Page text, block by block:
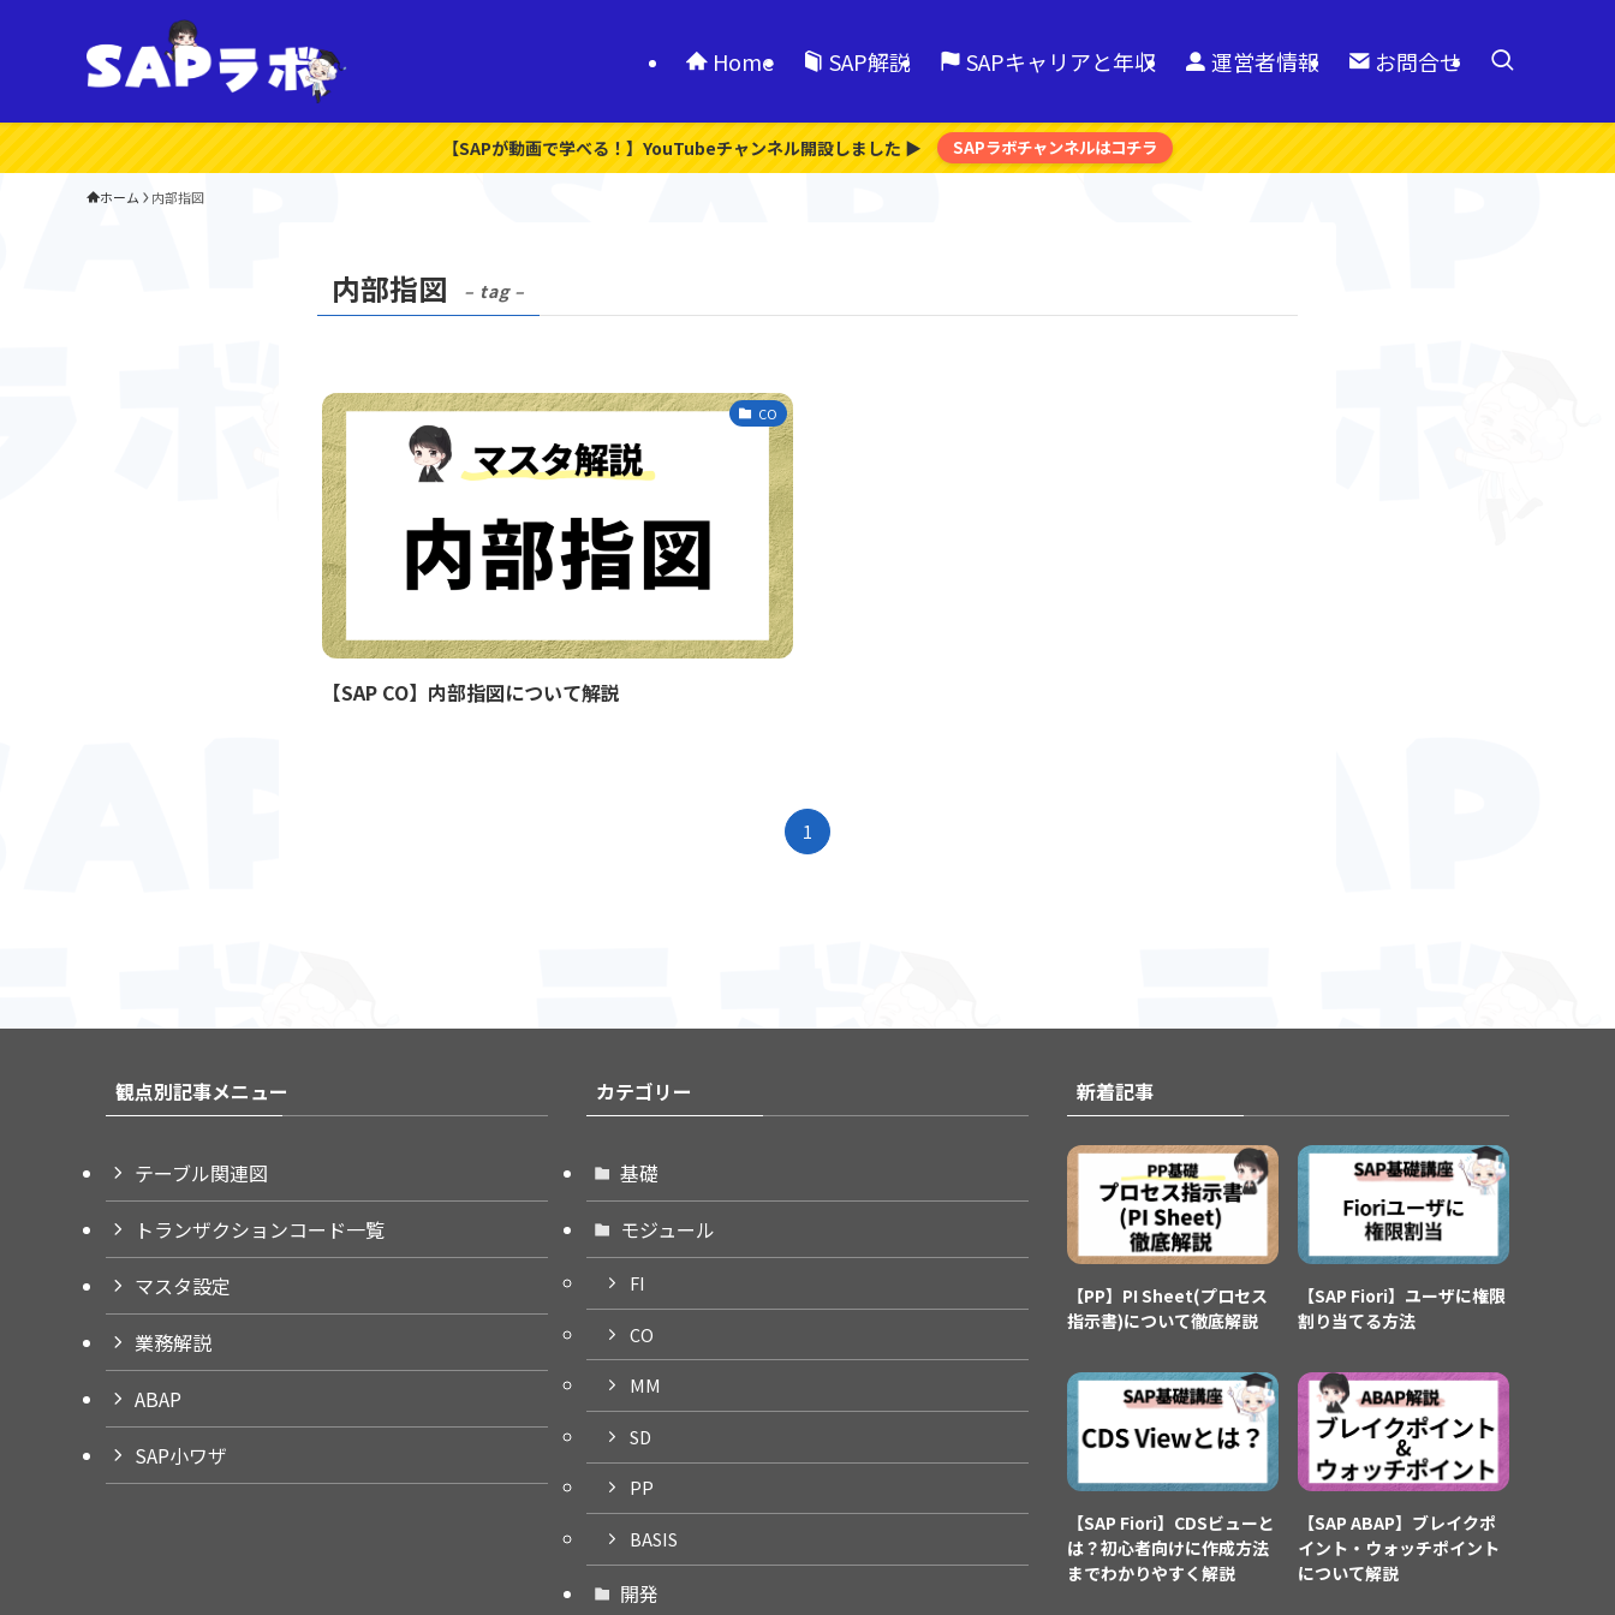
Home SAP解説 SAPキャリアと年収 運営者情報 お問合せ
【SAPが動画で学べる！】YouTubeチャンネル開設しました ▶ SAPラボチャンネルはコチラ
ホーム 内部指図
内部指図 – tag –
CO
【SAP CO】内部指図について解説
1
観点別記事メニュー
テーブル関連図
トランザクションコード一覧
マスタ設定
業務解説
ABAP
SAP小ワザ
カテゴリー
基礎
モジュール
FI
CO
MM
SD
PP
BASIS
開発
新着記事
【PP】PI Sheet(プロセス
指示書)について徹底解説
【SAP Fiori】ユーザに権限
割り当てる方法
【SAP Fiori】CDSビューと
は？初心者向けに作成方法
までわかりやすく解説
【SAP ABAP】ブレイクポ
イント・ウォッチポイント
について解説